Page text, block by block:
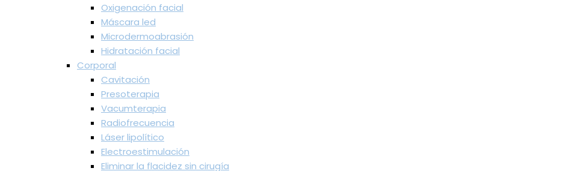
Oxigenación facial
Máscara led
Microdermoabrasión
Hidratación facial
Corporal
Cavitación
Presoterapia
Vacumterapia
Radiofrecuencia
Láser lipolítico
Electroestimulación
Eliminar la flacidez sin cirugía